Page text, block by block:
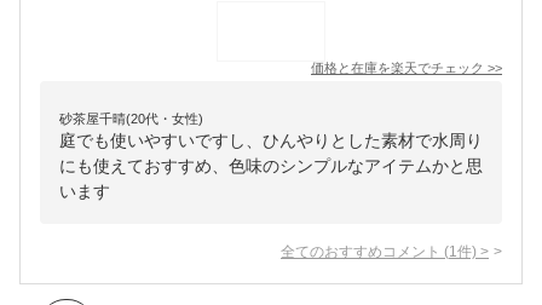
価格と在庫を楽天でチェック >>
砂茶屋千晴(20代・女性)
庭でも使いやすいですし、ひんやりとした素材で水周り
にも使えておすすめ、色味のシンプルなアイテムかと思
います
全てのおすすめコメント (1 件) >